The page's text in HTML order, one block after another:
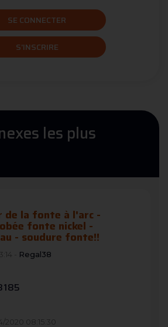
SE CONNECTER
S'INSCRIRE
les plus
de la fonte à l'arc -
fonte nickel -
- soudure fonte!!
- Regal38
2020 08:15:30